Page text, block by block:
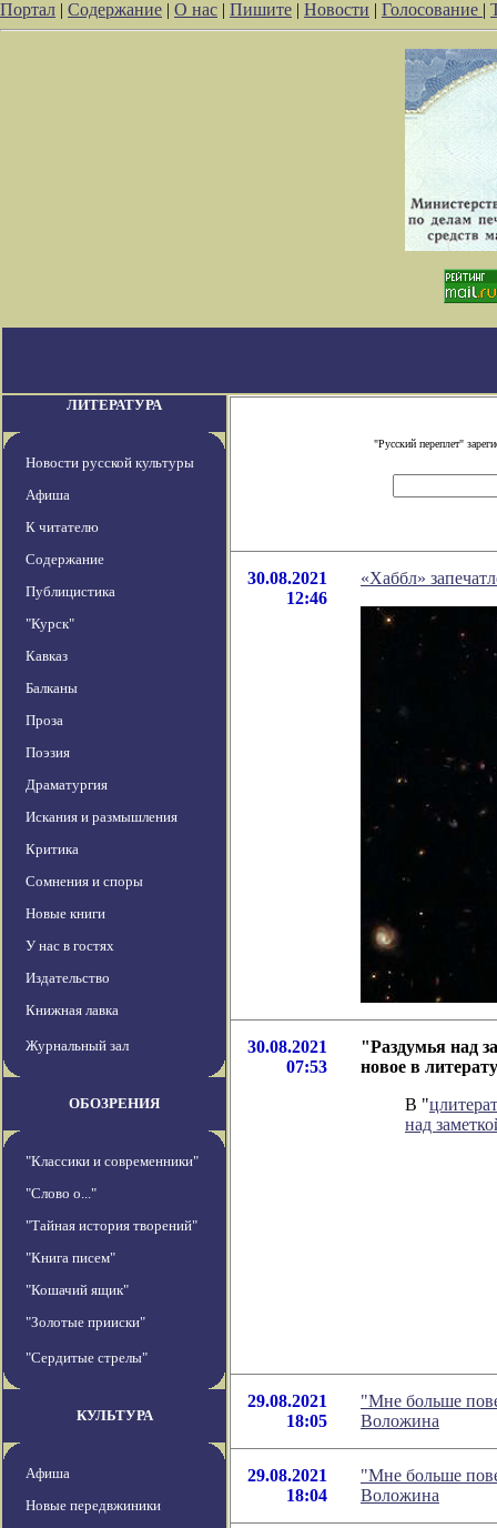
Портал | Содержание | О нас | Пишите | Новости | Голосование |
ЛИТЕРАТУРА
Новости русской культуры
Афиша
К читателю
Содержание
Публицистика
"Курск"
Кавказ
Балканы
Проза
Поэзия
Драматургия
Искания и размышления
Критика
Сомнения и споры
Новые книги
У нас в гостях
Издательство
Книжная лавка
Журнальный зал
ОБОЗРЕНИЯ
"Классики и современники"
"Слово о..."
"Тайная история творений"
"Книга писем"
"Кошачий ящик"
"Золотые прииски"
"Сердитые стрелы"
КУЛЬТУРА
Афиша
Новые передвжиники
"Русский переплет"
30.08.2021
12:46
«Хаббл»
30.08.2021
07:53
"Раздумья над
новое в
В "
над
29.08.2021
18:05
"Мне больше
Воложина
29.08.2021
18:04
"Мне больше
Воложина